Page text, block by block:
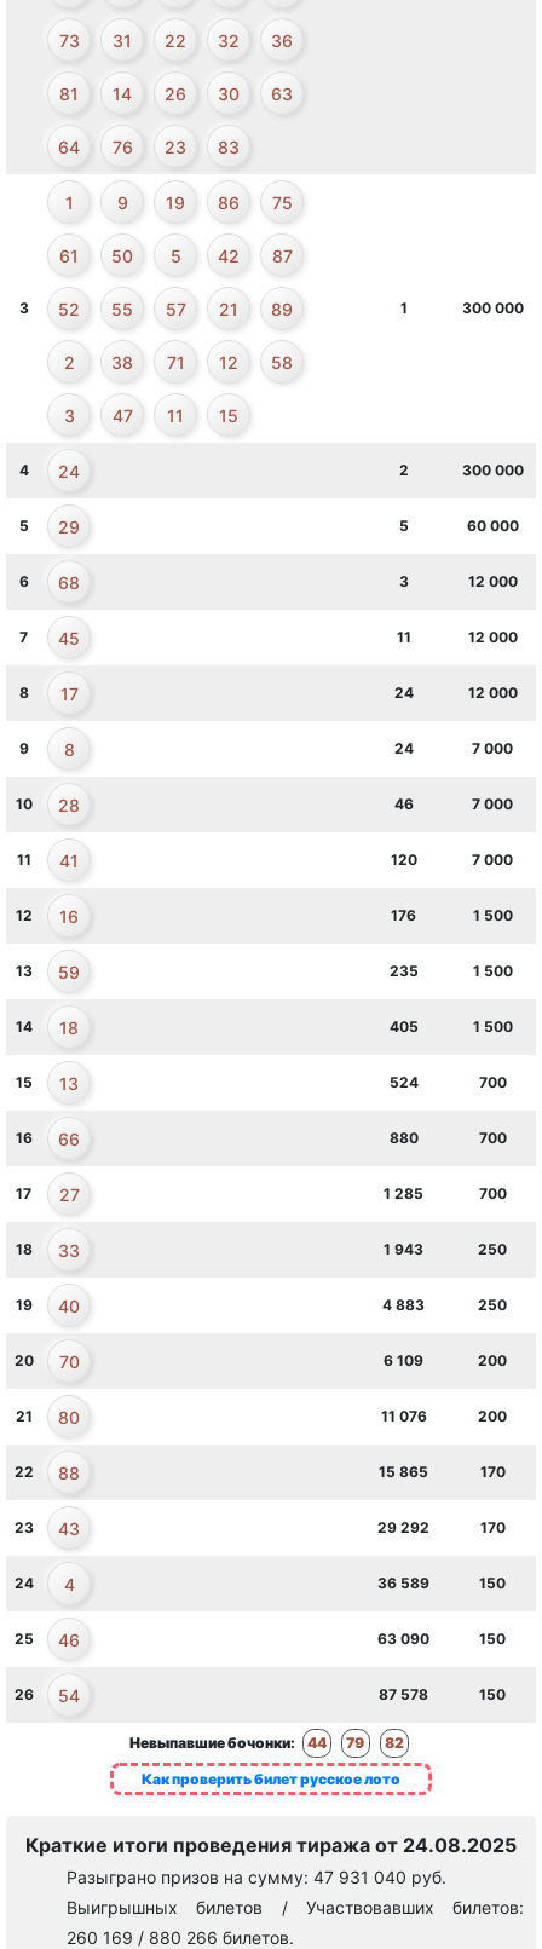
Невыпавшие бочонки: 44 79
82
Как проверить билет русское лото
73 31 22 32 36
81 14 26 30 63
64 76 23 83
3
1 9 19 86 75
61 50 5 42 87
52 55 57 21 89
2 38 71 12 58
3 47 11 15
1 300 000
4 24 2 300 000
5 29 5 60 000
6 68 3 12 000
7 45 11 12 000
8 17 24 12 000
9 8 24 7 000
10 28 46 7 000
11 41 120 7 000
12 16 176 1 500
13 59 235 1 500
14 18 405 1 500
15 13 524 700
16 66 880 700
17 27 1 285 700
18 33 1 943 250
19 40 4 883 250
20 70 6 109 200
21 80 11 076 200
22 88 15 865 170
23 43 29 292 170
24 4 36 589 150
25 46 63 090 150
26 54 87 578 150
Краткие итоги проведения тиража от 24.08.2025
Разыграно призов на сумму: 47 931 040 руб.
Выигрышных билетов / Участвовавших билетов:
260 169 / 880 266 билетов.